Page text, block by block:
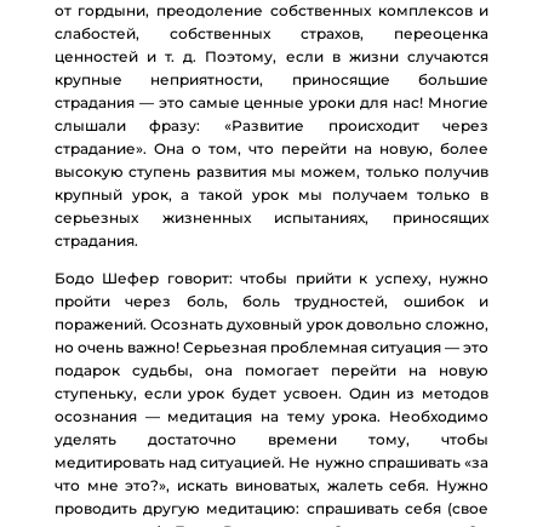
от гордыни, преодоление собственных комплексов и
слабостей, собственных страхов, переоценка
ценностей и т. д. Поэтому, если в жизни случаются
крупные неприятности, приносящие большие
страдания — это самые ценные уроки для нас! Многие
слышали фразу: «Развитие происходит через
страдание». Она о том, что перейти на новую, более
высокую ступень развития мы можем, только получив
крупный урок, а такой урок мы получаем только в
серьезных жизненных испытаниях, приносящих
страдания.
Бодо Шефер говорит: чтобы прийти к успеху, нужно
пройти через боль, боль трудностей, ошибок и
поражений. Осознать духовный урок довольно сложно,
но очень важно! Серьезная проблемная ситуация — это
подарок судьбы, она помогает перейти на новую
ступеньку, если урок будет усвоен. Один из методов
осознания — медитация на тему урока. Необходимо
уделять достаточно времени тому, чтобы
медитировать над ситуацией. Не нужно спрашивать «за
что мне это?», искать виноватых, жалеть себя. Нужно
проводить другую медитацию: спрашивать себя (свое